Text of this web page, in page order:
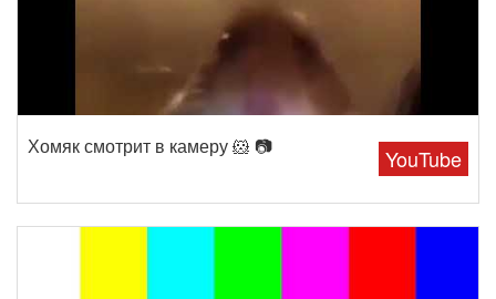
YouTube
Хомяк смотрит в камеру 🐹 📷